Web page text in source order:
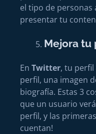
el tipo de personas
presentar tu
Mejora tu
En Twitter, tu
perfil, una imagen
biografía. Estas 3
que un usuario
perfil, y las
cuentan!